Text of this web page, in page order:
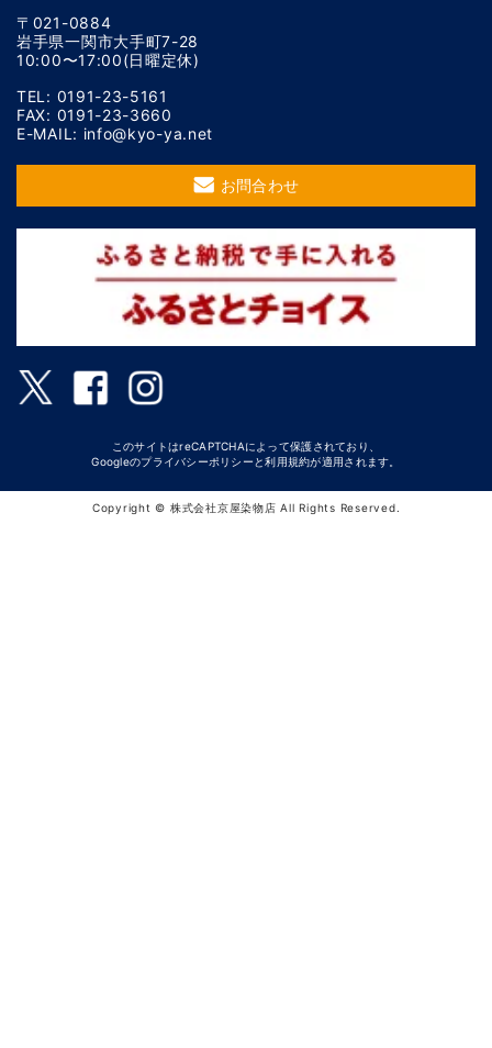
〒021-0884
岩手県一関市大手町7-28
10:00〜17:00(日曜定休)
TEL: 0191-23-5161
FAX: 0191-23-3660
E-MAIL: info@kyo-ya.net
お問合わせ
このサイトはreCAPTCHAによって保護されており、
Googleのプライバシーポリシー と利用規約が適用されます。
Copyright © 株式会社京屋染物店 All Rights Reserved.